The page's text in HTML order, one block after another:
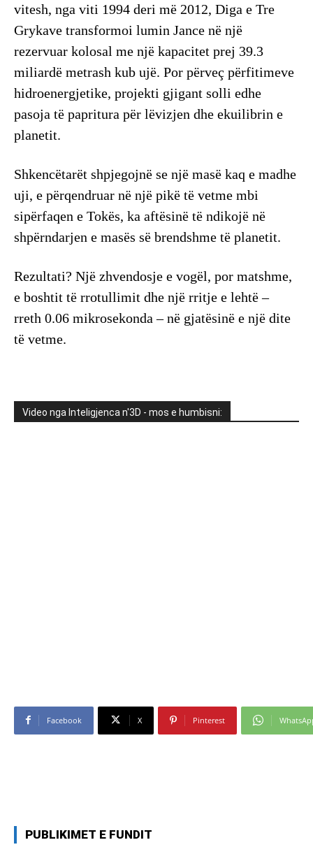
vitesh, nga viti 1994 deri më 2012, Diga e Tre
Grykave transformoi lumin Jance në një
rezervuar kolosal me një kapacitet prej 39.3
miliardë metrash kub ujë. Por përveç përfitimeve
hidroenergjetike, projekti gjigant solli edhe
pasoja të papritura për lëvizjen dhe ekuilibrin e
planetit.
Shkencëtarët shpjegojnë se një masë kaq e madhe
uji, e përqendruar në një pikë të vetme mbi
sipërfaqen e Tokës, ka aftësinë të ndikojë në
shpërndarjen e masës së brendshme të planetit.
Rezultati? Një zhvendosje e vogël, por matshme,
e boshtit të rrotullimit dhe një rritje e lehtë –
rreth 0.06 mikrosekonda – në gjatësinë e një dite
të vetme.
Video nga Inteligjenca n'3D - mos e humbisni:
Facebook X Pinterest
PUBLIKIMET E FUNDIT